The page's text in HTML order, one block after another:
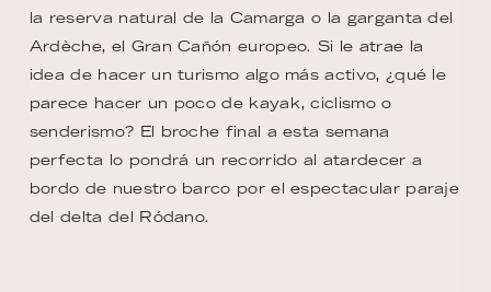
la reserva natural de la Camarga o la garganta del
Ardèche, el Gran Cañón europeo. Si le atrae la
idea de hacer un turismo algo más activo, ¿qué le
parece hacer un poco de kayak, ciclismo o
senderismo? El broche final a esta semana
perfecta lo pondrá un recorrido al atardecer a
bordo de nuestro barco por el espectacular paraje
del delta del Ródano.